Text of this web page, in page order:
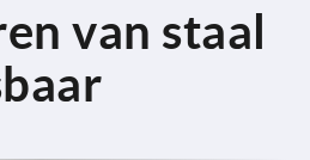
van staal